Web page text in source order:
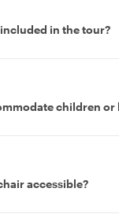
in the tour?
children or
accessible?